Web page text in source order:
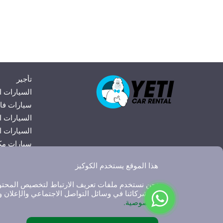
تأجير
السيارات
سيارات
السيارات
السيارات
سيارات
هذا الموقع يستخدم الكوكيز
نحن نستخدم ملفات تعريف الارتباط لتخصيص
مع شركائنا في وسائل التواصل الاجتماعي
الخصوصية.